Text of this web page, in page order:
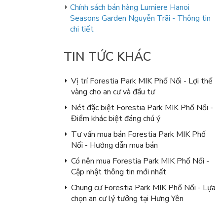
Chính sách bán hàng Lumiere Hanoi
Seasons Garden Nguyễn Trãi - Thông tin
chi tiết
TIN TỨC KHÁC
Vị trí Forestia Park MIK Phố Nối - Lợi thế
vàng cho an cư và đầu tư
Nét đặc biệt Forestia Park MIK Phố Nối -
Điểm khác biệt đáng chú ý
Tư vấn mua bán Forestia Park MIK Phố
Nối - Hướng dẫn mua bán
Có nên mua Forestia Park MIK Phố Nối -
Cập nhật thông tin mới nhất
Chung cư Forestia Park MIK Phố Nối - Lựa
chọn an cư lý tưởng tại Hưng Yên